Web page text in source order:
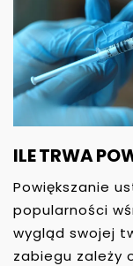
ILE TRWA
Powiększanie
popularności
wygląd swojej
zabiegu zależy